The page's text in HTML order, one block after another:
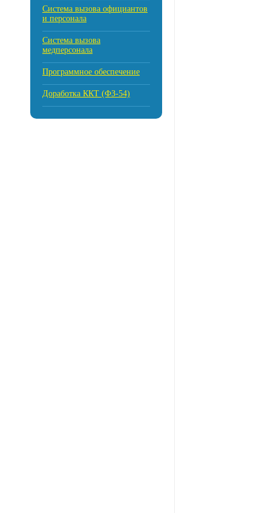
Cистема вызова официантов
и персонала
Система вызова
медперсонала
Программное обеспечение
Доработка ККТ (ФЗ-54)